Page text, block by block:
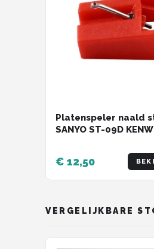
Platenspeler naald
SANYO ST-09D
modellen: Sony
PSJ20 PSJ2 PSLX44P
PSLX47 PSLX49
€ 12,50
VERGELIJKBARE